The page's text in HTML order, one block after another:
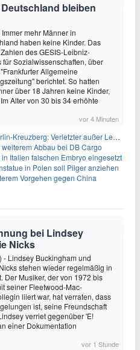
bleiben
mehr Männer in
haben keine Kinder. Das
des GESIS-Leibniz-
für Sozialwissenschaften, über
Allgemeine
berichtet. So hatten
über 18 Jahren keine Kinder,
Alter von 30 bis 34 erhöhte
vor 4 Minuten
Verletzter außer Lebensgefahr
weiterem Abbau bei DB Cargo
in Italien falschen Embryo eingesetzt
in Polen soll Pilger anziehen
Vorgehen gegen China
bei Lindsey
Nicks
- Lindsey Buckingham und
stehen wieder regelmäßig in
Der Musiker, der von 1972 bis
seiner Fleetwood-Mac-
liiert war, hat verraten, dass
ist, seine Freundschaft
verriet gegenüber 'E!
einer Dokumentation
vor 1 Stunde